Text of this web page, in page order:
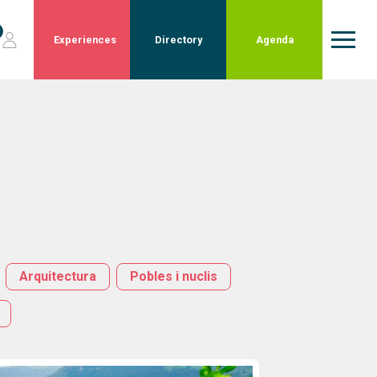
Experiences Directory Agenda
Arquitectura Pobles i nuclis